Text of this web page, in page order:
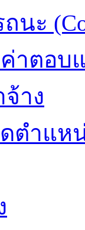
นะ
ค่าตอบ
าง
ตำแห